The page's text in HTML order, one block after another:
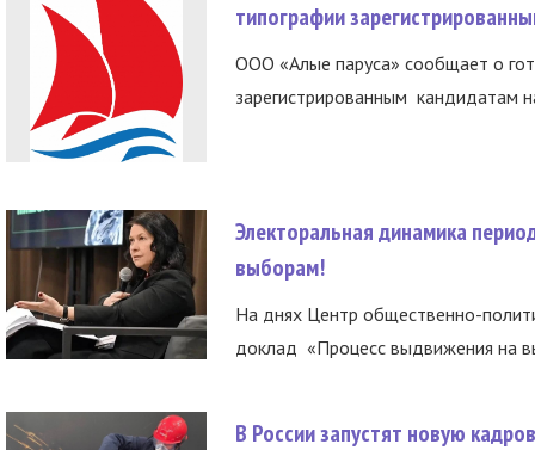
типографии
ООО «Алые паруса» сообщает о
зарегистрированным кандидатам
Электоральная динамика
выборам!
На днях Центр общественно-
доклад «Процесс выдвижения на
В России запустят новую